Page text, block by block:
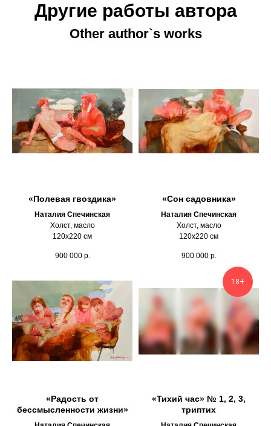
Другие работы автора
Other author`s works
«Полевая гвоздика»
Наталия Спечинская
Холст, масло
120х220 см
900 000 р.
«Сон садовника»
Наталия Спечинская
Холст, масло
120х220 см
900 000 р.
«Радость от
бессмысленности жизни»
18+
«Тихий час» № 1, 2, 3,
триптих